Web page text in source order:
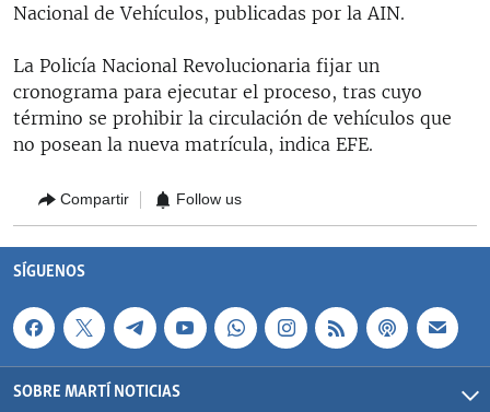
Nacional de Vehículos, publicadas por la AIN.
La Policía Nacional Revolucionaria fijar un
cronograma para ejecutar el proceso, tras cuyo
término se prohibir la circulación de vehículos que
no posean la nueva matrícula, indica EFE.
Compartir Follow us
SÍGUENOS
SOBRE MARTÍ NOTICIAS